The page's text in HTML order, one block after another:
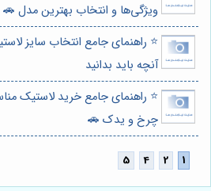
ویژگی‌ها و انتخاب بهترین مدل 🚗
⭐️ راهنمای جامع انتخاب سایز
آنچه باید بدانید
⭐️ راهنمای جامع خرید لاستیک
چرخ و یدک 🚗